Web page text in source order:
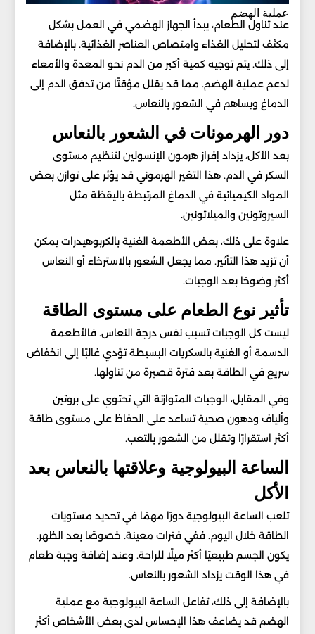
عملية الهضم
عند تناول الطعام، يبدأ الجهاز الهضمي في العمل بشكل
مكثف لتحليل الغذاء وامتصاص العناصر الغذائية. بالإضافة
إلى ذلك. يتم توجيه كمية أكبر من الدم نحو المعدة والأمعاء
لدعم عملية الهضم. مما قد يقلل مؤقتًا من تدفق الدم إلى
الدماغ ويساهم في الشعور بالنعاس.
دور الهرمونات في الشعور بالنعاس
بعد الأكل، يزداد إفراز هرمون الإنسولين لتنظيم مستوى
السكر في الدم. هذا التغير الهرموني قد يؤثر على توازن بعض
المواد الكيميائية في الدماغ المرتبطة باليقظة مثل
السيروتونين والميلاتونين.
علاوة على ذلك، بعض الأطعمة الغنية بالكربوهيدرات يمكن
أن تزيد هذا التأثير. مما يجعل الشعور بالاسترخاء أو النعاس
أكثر وضوحًا بعد الوجبات.
تأثير نوع الطعام على مستوى الطاقة
ليست كل الوجبات تسبب نفس درجة النعاس. فالأطعمة
الدسمة أو الغنية بالسكريات البسيطة تؤدي غالبًا إلى انخفاض
سريع في الطاقة بعد فترة قصيرة من تناولها.
وفي المقابل، الوجبات المتوازنة التي تحتوي على بروتين
وألياف ودهون صحية تساعد على الحفاظ على مستوى طاقة
أكثر استقرارًا وتقلل من الشعور بالتعب.
الساعة البيولوجية وعلاقتها بالنعاس بعد
الأكل
تلعب الساعة البيولوجية دورًا مهمًا في تحديد مستويات
الطاقة خلال اليوم. ففي فترات معينة. خصوصًا بعد الظهر.
يكون الجسم طبيعيًا أكثر ميلًا للراحة. وعند إضافة وجبة طعام
في هذا الوقت يزداد الشعور بالنعاس.
بالإضافة إلى ذلك، تفاعل الساعة البيولوجية مع عملية
الهضم قد يضاعف هذا الإحساس لدى بعض الأشخاص أكثر